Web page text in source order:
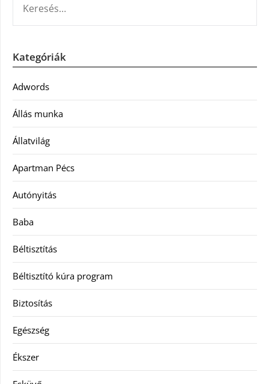
Kategóriák
Adwords
Állás munka
Állatvilág
Apartman Pécs
Autónyitás
Baba
Béltisztítás
Béltisztító kúra program
Biztosítás
Egészség
Ékszer